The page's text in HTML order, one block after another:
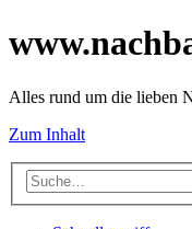
Alles rund um die lieben
Zum Inhalt